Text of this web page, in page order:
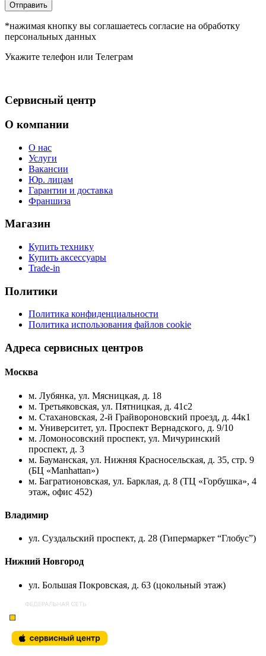
Отправить
*нажимая кнопку вы соглашаетесь согласие на обработку
персональных данных
Укажите телефон или Телеграм
Сервисный центр
О компании
О нас
Услуги
Вакансии
Юр. лицам
Гарантии и доставка
Франшиза
Магазин
Купить технику
Купить аксессуары
Trade-in
Политики
Политика конфиденциальности
Политика использования файлов cookie
Адреса сервисных центров
Москва
м. Лубянка, ул. Мясницкая, д. 18
м. Третьяковская, ул. Пятницкая, д. 41с2
м. Стахановская, 2-й Грайвороновский проезд, д. 44к1
м. Университет, ул. Проспект Вернадского, д. 9/10
м. Ломоносовский проспект, ул. Мичуринский
проспект, д. 3
м. Бауманская, ул. Нижняя Красносельская, д. 35, стр. 9
(БЦ «Manhattan»)
м. Багратионовская, ул. Барклая, д. 8 (ТЦ «Горбушка», 4
этаж, офис 452)
Владимир
ул. Суздальский проспект, д. 28 (Гипермаркет “Глобус”)
Нижний Новгород
ул. Большая Покровская, д. 63 (цокольный этаж)